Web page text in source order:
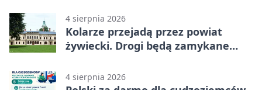
4 sierpnia 2026
Kolarze przejadą przez powiat
żywiecki. Drogi będą zamykane
4 sierpnia 2026